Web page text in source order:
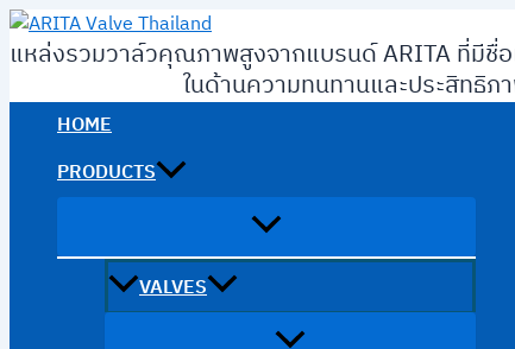
Skip
to
แหล่งรวมวาล์วคุณภาพสูงจากแบรนด์ ARITA ที่มีชื่อ
ในด้านความทนทานและประสิทธิภ
HOME
PRODUCTS
VALVES